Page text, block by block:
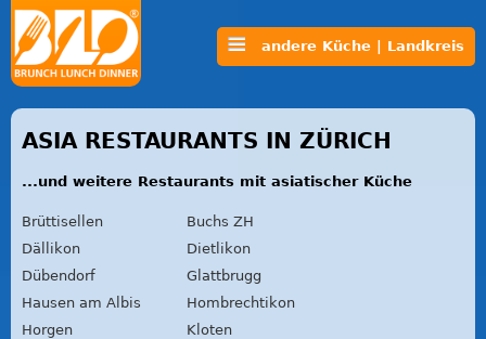
andere Küche | Landkreis
ASIA RESTAURANTS IN ZÜRICH
...und weitere Restaurants mit asiatischer Küche
Brüttisellen
Buchs ZH
Dällikon
Dietlikon
Dübendorf
Glattbrugg
Hausen am Albis
Hombrechtikon
Horgen
Kloten